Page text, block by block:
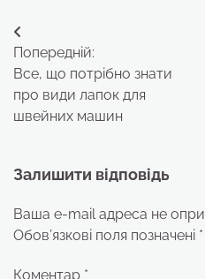
Навігація
записів
Попередній:
Все, що потрібно знати
про види лапок для
швейних машин
Залишити відповідь
Ваша e-mail адреса не
Обов’язкові поля позначені *
Коментар *